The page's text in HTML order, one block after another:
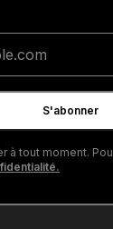
S'abonner
à tout moment.